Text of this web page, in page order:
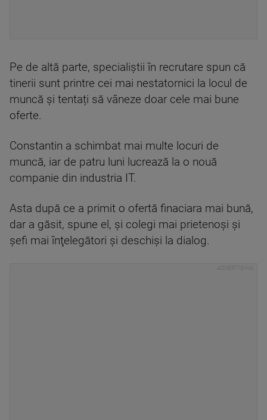
Pe de altă parte, specialiștii în recrutare spun că
tinerii sunt printre cei mai nestatornici la locul de
muncă și tentați să vâneze doar cele mai bune
oferte.
Constantin a schimbat mai multe locuri de
muncă, iar de patru luni lucrează la o nouă
companie din industria IT.
Asta după ce a primit o ofertă finaciara mai bună,
dar a găsit, spune el, şi colegi mai prietenoşi şi
şefi mai înţelegători şi deschişi la dialog.